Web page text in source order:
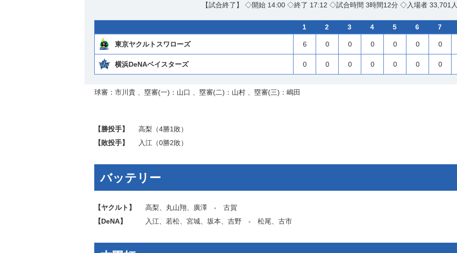
【試合終了】 ◇開始 14:00 ◇終了 17:12 ◇試合時間 3時間12分 ◇入場者 33,701人
1 2 3 4 5 6 7
東京ヤクルトスワローズ 6 0 0 0 0 0 0
横浜DeNAベイスターズ 0 0 0 0 0 0 0
球審：市川貴 、塁審(一)：山口 、塁審(二)：山村 、塁審(三)：嶋田
【勝投手】 高梨 （4勝1敗）
【敗投手】
入江 （0勝2敗）
バッテリー
【ヤクルト】 高梨 丸山翔 廣澤 ‐ 古賀
【DeNA】
入江 若松 宮城 坂本 吉野 ‐ 松尾 古市